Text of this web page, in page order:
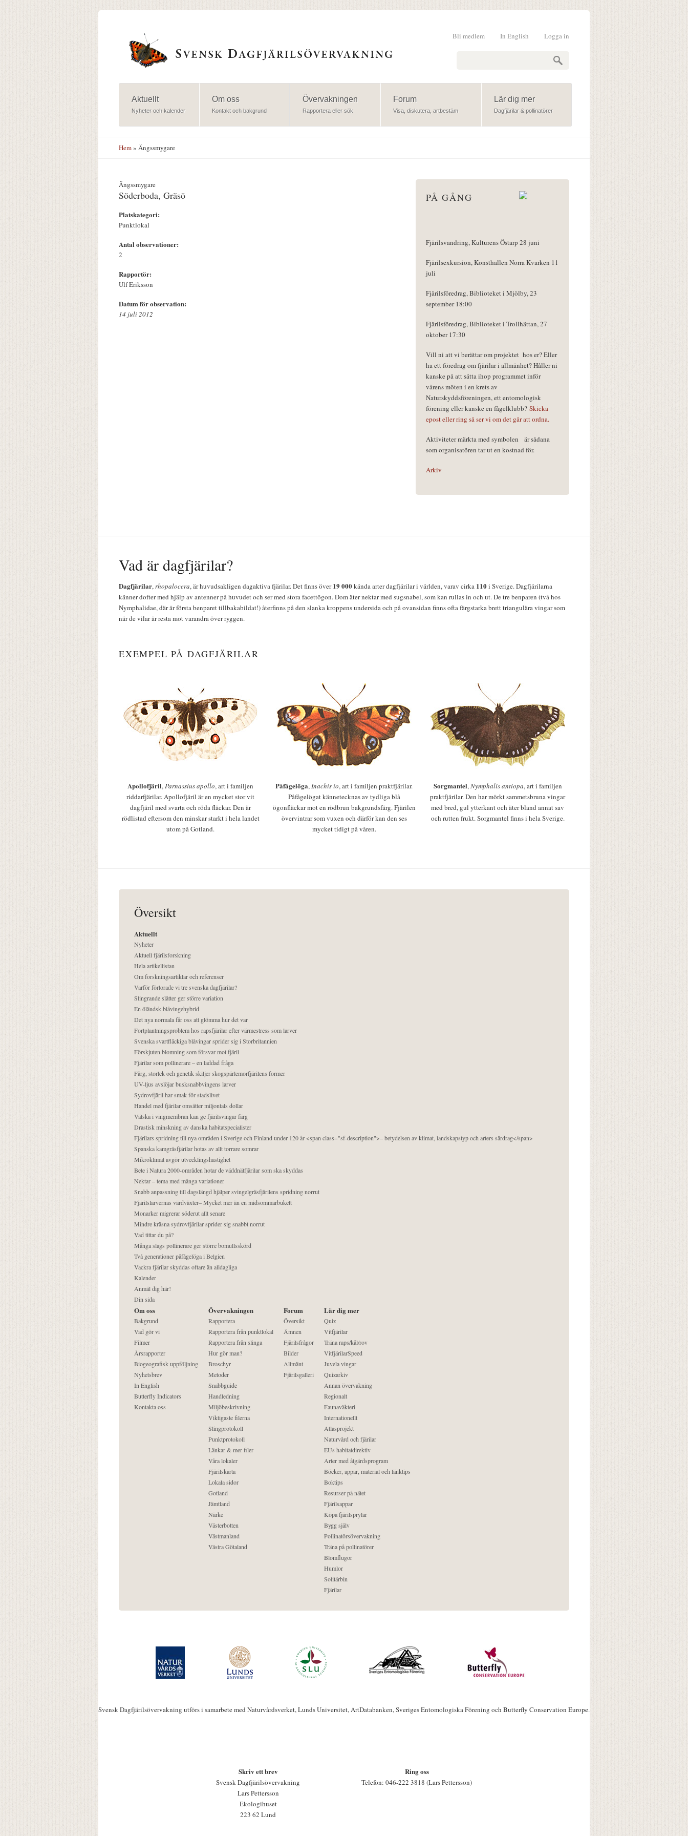
Logga in
In English
Bli medlem
Aktuellt
Nyheter och kalender
Om oss
Kontakt och bakgrund
Övervakningen
Rapportera eller sök
Forum
Visa, diskutera, artbestäm
Lär dig mer
Dagfjärilar & pollinatörer
Hem» Ängssmygare
Ängssmygare
Söderboda, Gräsö
Platskategori:
Punktlokal
Antal observationer:
2
Rapportör:
Ulf Eriksson
Datum för observation:
14 juli 2012
PÅ GÅNG
Fjärilsvandring, Kulturens Östarp 28 juni
Fjärilsexkursion, Konsthallen Norra Kvarken 11
juli
Fjärilsföredrag, Biblioteket i Mjölby, 23
september 18:00
Fjärilsföredrag, Biblioteket i Trollhättan, 27
oktober 17:30
Vill ni att vi berättar om projektet hos er? Eller
ha ett föredrag om fjärilar i allmänhet? Håller ni
kanske på att sätta ihop programmet inför
vårens möten i en krets av
Naturskyddsföreningen, ett entomologisk
förening eller kanske en fågelklubb? Skicka
epost eller ring så ser vi om det går att ordna.
Aktiviteter märkta med symbolen
är sådana
som organisatören tar ut en kostnad för.
Arkiv
Vad är dagfjärilar?
Dagfjärilar,rhopalocera, är huvudsakligen dagaktiva fjärilar. Det finns över19 000kända arter dagfjärilar i världen, varav cirka 110i Sverige. Dagfjärilarna
känner dofter med hjälp av antenner på huvudet och ser med stora facettögon. Dom äter nektar med sugsnabel, som kan rullas in och ut. De tre benparen (två hos
Nymphalidae, där är första benparet tillbakabildat!) återfinns på den slanka kroppens undersida och på ovansidan finns ofta färgstarka brett triangulära vingar som
när de vilar är resta mot varandra över ryggen.
EXEMPEL PÅ DAGFJÄRILAR
Apollofjäril,Parnassius apollo, art i familjen
riddarfjärilar. Apollofjäril är en mycket stor vit
dagfjäril med svarta och röda fläckar. Den är
rödlistad eftersom den minskar starkt i hela landet
utom på Gotland.
Påfågelöga,Inachis io, art i familjen praktfjärilar.
Påfågelögat kännetecknas av tydliga blå
ögonfläckar mot en rödbrun bakgrundsfärg. Fjärilen
övervintrar som vuxen och därför kan den ses
mycket tidigt på våren.
Sorgmantel,Nymphalis antiopa, art i familjen
praktfjärilar. Den har mörkt sammetsbruna vingar
med bred, gul ytterkant och äter bland annat sav
och rutten frukt. Sorgmantel finns i hela Sverige.
Översikt
Aktuellt
Nyheter
Aktuell fjärilsforskning
Hela artikellistan
Om forskningsartiklar och referenser
Varför förlorade vi tre svenska dagfjärilar?
Slingrande slåtter ger större variation
En öländsk blåvingehybrid
Det nya normala får oss att glömma hur det var
Fortplantningsproblem hos rapsfjärilar efter värmestress som larver
Svenska svartfläckiga blåvingar sprider sig i Storbritannien
Förskjuten blomning som försvar mot fjäril
Fjärilar som pollinerare – en laddad fråga
Färg, storlek och genetik skiljer skogspärlemorfjärilens former
UV-ljus avslöjar busksnabbvingens larver
Sydrovfjäril har smak för stadslivet
Handel med fjärilar omsätter miljontals dollar
Vätska i vingmembran kan ge fjärilsvingar färg
Drastisk minskning av danska habitatspecialister
Fjärilars spridning till nya områden i Sverige och Finland under 120 år <span class="sf-description">– betydelsen av klimat, landskapstyp och arters särdrag</span>
Spanska kamgräsfjärilar hotas av allt torrare somrar
Mikroklimat avgör utvecklingshastighet
Bete i Natura 2000-områden hotar de väddnätfjärilar som ska skyddas
Nektar – tema med många variationer
Snabb anpassning till dagslängd hjälper svingelgräsfjärilens spridning norrut
Fjärilslarvernas värdväxter– Mycket mer än en midsommarbukett
Monarker migrerar söderut allt senare
Mindre kräsna sydrovfjärilar sprider sig snabbt norrut
Vad tittar du på?
Många slags pollinerare ger större bomullsskörd
Två generationer påfågelöga i Belgien
Vackra fjärilar skyddas oftare än alldagliga
Kalender
Anmäl dig här!
Din sida
Om oss
Bakgrund
Vad gör vi
Filmer
Årsrapporter
Biogeografisk uppföljning
Nyhetsbrev
In English
Butterfly Indicators
Kontakta oss
Övervakningen
Rapportera
Rapportera från punktlokal
Rapportera från slinga
Hur gör man?
Broschyr
Metoder
Snabbguide
Handledning
Miljöbeskrivning
Viktigaste filerna
Slingprotokoll
Punktprotokoll
Länkar & mer filer
Våra lokaler
Fjärilskarta
Lokala sidor
Gotland
Jämtland
Närke
Västerbotten
Västmanland
Västra Götaland
Forum
Översikt
Ämnen
Fjärilsfrågor
Bilder
Allmänt
Fjärilsgalleri
Lär dig mer
Quiz
Vitfjärilar
Träna raps/kål/rov
VitfjärilarSpeed
Juvela vingar
Quizarkiv
Annan övervakning
Regionalt
Faunaväkteri
Internationellt
Atlasprojekt
Naturvård och fjärilar
EUs habitatdirektiv
Arter med åtgärdsprogram
Böcker, appar, material och länktips
Boktips
Resurser på nätet
Fjärilsappar
Köpa fjärilsprylar
Bygg själv
Pollinatörsövervakning
Träna på pollinatörer
Blomflugor
Humlor
Solitärbin
Fjärilar
Svensk Dagfjärilsövervakning utförs i samarbete med Naturvårdsverket, Lunds Universitet, ArtDatabanken, Sveriges Entomologiska Förening och Butterfly Conservation Europe.
Skriv ett brev
Svensk Dagfjärilsövervakning
Lars Pettersson
Ekologihuset
223 62 Lund
Ring oss
Telefon: 046-222 3818 (Lars Pettersson)